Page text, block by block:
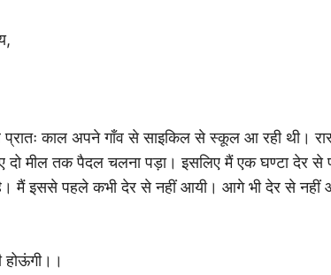
काल अपने गाँव से साइकिल से स्कूल आ रही थी।
मील तक पैदल चलना पड़ा। इसलिए मैं एक घण्टा देर से
है। मैं इससे पहले कभी देर से नहीं आयी। आगे भी देर से नहीं
होऊंगी।।